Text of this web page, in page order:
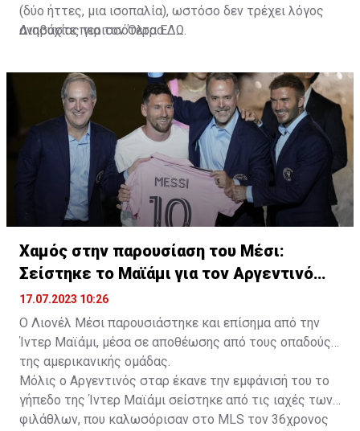
(δύο ήττες, μια ισοπαλία), ωστόσο δεν τρέχει λόγος
ανησυχίας για τον Όλτρα.
Διαβάστε περισσότεραΕΔΩ
Χαμός στην παρουσίαση του Μέσι:
Σείστηκε το Μαϊάμι για τον Αργεντινό
σταρ
17.07.2023 10:26
Ο Λιονέλ Μέσι παρουσιάστηκε και επίσημα από την
Ίντερ Μαϊάμι, μέσα σε αποθέωσης από τους οπαδούς
της αμερικανικής ομάδας.
Μόλις ο Αργεντινός σταρ έκανε την εμφάνισή του το
γήπεδο της Ίντερ Μαϊάμι σείστηκε από τις ιαχές των
φιλάθλων, που καλωσόρισαν στο MLS τον 36χρονος